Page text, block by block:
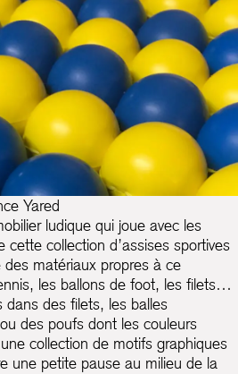
Yared
ludique qui joue avec les
collection d’assises sportives
matériaux propres à ce
les ballons de foot, les filets…
dans des filets, les balles
des poufs dont les couleurs
collection de motifs graphiques
une petite pause au milieu de la